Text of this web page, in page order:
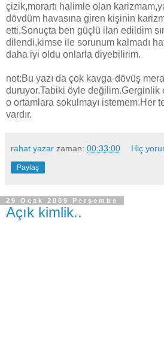
çizik,morartı halimle olan
dövdüm havasına giren kişinin
etti.Sonuçta ben güçlü ilan edildim
dilendi,kimse ile sorunum kalmadı
daha iyi oldu onlarla diyebilirim.
not:Bu yazı da çok kavga-dövüş
duruyor.Tabiki öyle değilim.Gerginlik
o ortamlara sokulmayı istemem.Her
vardır.
rahat yazar zaman: 00:33:00 Hiç
Paylaş
29 Ocak 2009 Perşembe
Açık kimlik..